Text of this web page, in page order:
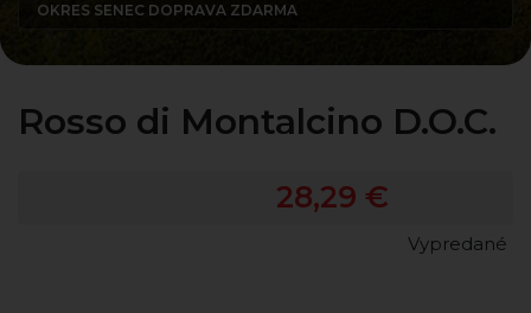
OKRES SENEC DOPRAVA ZDARMA
Rosso di Montalcino D.O.C.
28,29 €
Vypredané